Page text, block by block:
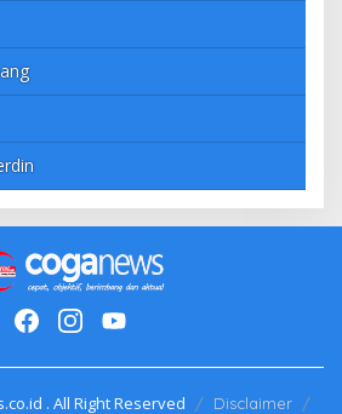
. All Right Reserved Disclaimer